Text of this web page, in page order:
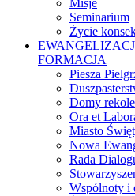
Seminarium
Życie
FORMACJA
Piesza
Domy
Ora et
Miasto
Nowa
Rada
Wspólnoty i